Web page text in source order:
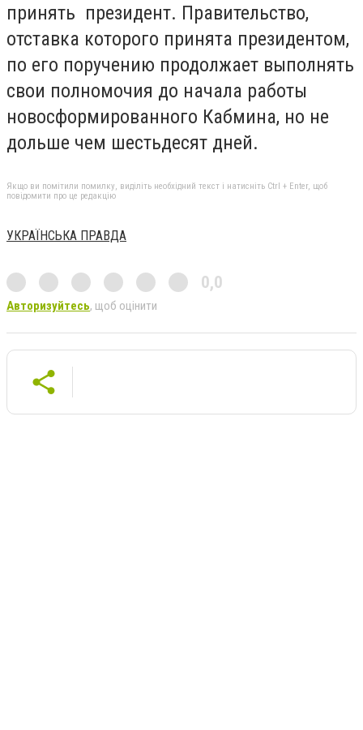
принять президент. Правительство,
отставка которого принята президентом,
по его поручению продолжает выполнять
свои полномочия до начала работы
новосформированного Кабмина, но не
дольше чем шестьдесят дней.
Якщо ви помітили помилку, виділіть необхідний текст і натисніть Ctrl + Enter, щоб
повідомити про це редакцію
УКРАЇНСЬКА ПРАВДА
0,0
Авторизуйтесь, щоб оцінити